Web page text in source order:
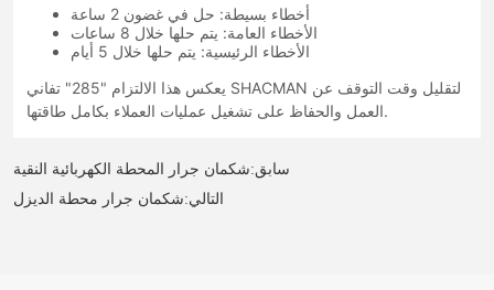
سابق:شكمان جرار المحطة الكهربائية النقية
التالي:شكمان جرار محطة الديزل